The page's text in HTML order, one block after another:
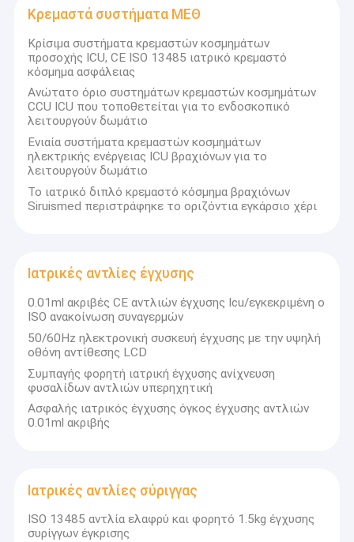
Κρεμαστά συστήματα ΜΕΘ
Κρίσιμα συστήματα κρεμαστών κοσμημάτων
προσοχής ICU, CE ISO 13485 ιατρικό κρεμαστό
κόσμημα ασφάλειας
Ανώτατο όριο συστημάτων κρεμαστών κοσμημάτων
CCU ICU που τοποθετείται για το ενδοσκοπικό
λειτουργούν δωμάτιο
Ενιαία συστήματα κρεμαστών κοσμημάτων
ηλεκτρικής ενέργειας ICU βραχιόνων για το
λειτουργούν δωμάτιο
Το ιατρικό διπλό κρεμαστό κόσμημα βραχιόνων
Siruismed περιστράφηκε το οριζόντια εγκάρσιο χέρι
Ιατρικές αντλίες έγχυσης
0.01ml ακριβές CE αντλιών έγχυσης Icu/εγκεκριμένη ο
ISO ανακοίνωση συναγερμών
50/60Hz ηλεκτρονική συσκευή έγχυσης με την υψηλή
οθόνη αντίθεσης LCD
Συμπαγής φορητή ιατρική έγχυσης ανίχνευση
φυσαλίδων αντλιών υπερηχητική
Ασφαλής ιατρικός έγχυσης όγκος έγχυσης αντλιών
0.01ml ακριβής
Ιατρικές αντλίες σύριγγας
ISO 13485 αντλία ελαφρύ και φορητό 1.5kg έγχυσης
συρίγγων έγκρισης